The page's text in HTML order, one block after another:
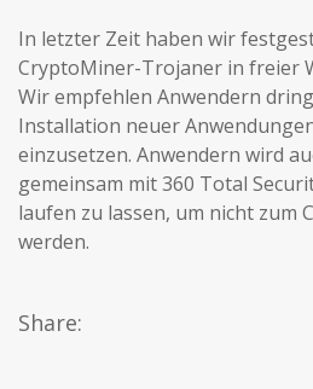
In letzter Zeit haben wir
CryptoMiner-Trojaner in freier
Wir empfehlen Anwendern
Installation neuer
einzusetzen. Anwendern wird
gemeinsam mit 360 Total
laufen zu lassen, um nicht zum
werden.
Share: